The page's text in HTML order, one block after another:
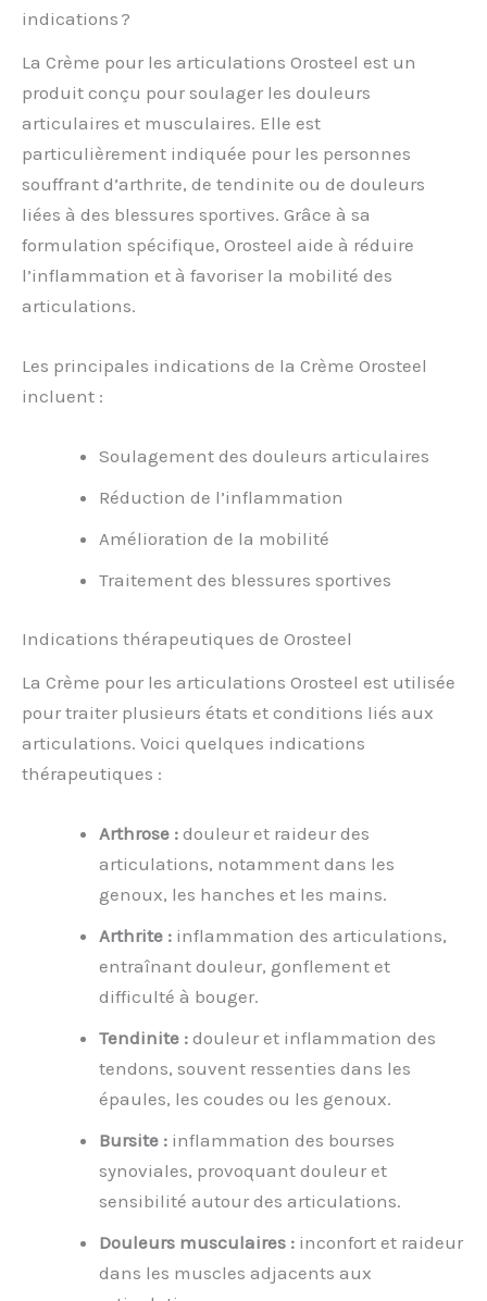
indications ?
La Crème pour les articulations Orosteel est un
produit conçu pour soulager les douleurs
articulaires et musculaires. Elle est
particulièrement indiquée pour les personnes
souffrant d’arthrite, de tendinite ou de douleurs
liées à des blessures sportives. Grâce à sa
formulation spécifique, Orosteel aide à réduire
l’inflammation et à favoriser la mobilité des
articulations.
Les principales indications de la Crème Orosteel
incluent :
Soulagement des douleurs articulaires
Réduction de l’inflammation
Amélioration de la mobilité
Traitement des blessures sportives
Indications thérapeutiques de Orosteel
La Crème pour les articulations Orosteel est utilisée
pour traiter plusieurs états et conditions liés aux
articulations. Voici quelques indications
thérapeutiques :
Arthrose : douleur et raideur des
articulations, notamment dans les
genoux, les hanches et les mains.
Arthrite : inflammation des articulations,
entraînant douleur, gonflement et
difficulté à bouger.
Tendinite : douleur et inflammation des
tendons, souvent ressenties dans les
épaules, les coudes ou les genoux.
Bursite : inflammation des bourses
synoviales, provoquant douleur et
sensibilité autour des articulations.
Douleurs musculaires : inconfort et raideur
dans les muscles adjacents aux